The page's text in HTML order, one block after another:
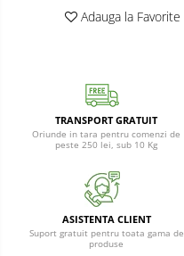
Accesorii unelte gradina
Adauga la Favorite
TRANSPORT GRATUIT
Oriunde in tara pentru comenzi de
peste 250 lei, sub 10 Kg
ASISTENTA CLIENT
Suport gratuit pentru toata gama de
produse